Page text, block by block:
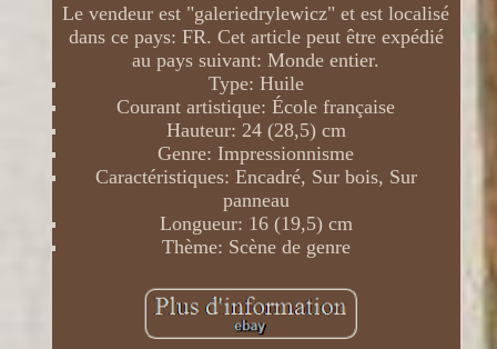
Le vendeur est "galeriedrylewicz" et est localisé
dans ce pays: FR. Cet article peut être expédié
au pays suivant: Monde entier.
Type: Huile
Courant artistique: École française
Hauteur: 24 (28,5) cm
Genre: Impressionnisme
Caractéristiques: Encadré, Sur bois, Sur
panneau
Longueur: 16 (19,5) cm
Thème: Scène de genre